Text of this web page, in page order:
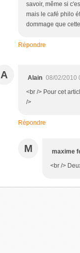
savoir, même si
mais le café philo
dommage que
Répondre
A Alain 08/02/2010
<br /> Pour cet
/>
Répondre
M maxime
<br />